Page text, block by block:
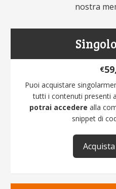
nostra
€
Puoi acquistare
tutti i contenuti presenti
potrai accedere alla
snippet di